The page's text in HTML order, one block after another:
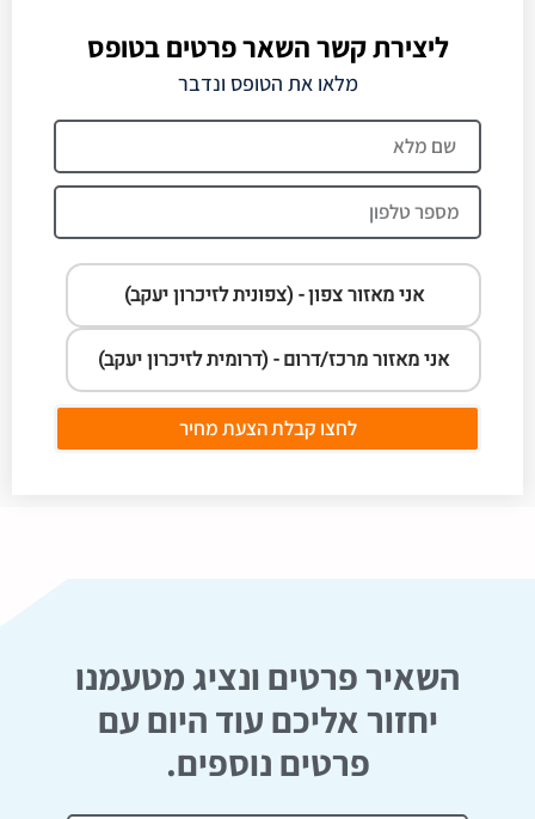
ליצירת קשר השאר פרטים בטופס
מלאו את הטופס ונדבר
אני מאזור צפון - (צפונית לזיכרון יעקב)
אני מאזור מרכז/דרום - (דרומית לזיכרון יעקב)
לחצו קבלת הצעת מחיר
השאיר פרטים ונציג מטעמנו
יחזור אליכם עוד היום עם
פרטים נוספים.